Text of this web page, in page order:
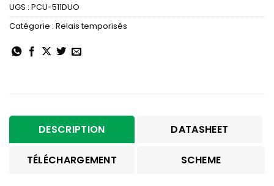
UGS : PCU-511DUO
Catégorie : Relais temporisés
DESCRIPTION DATASHEET
TÉLÉCHARGEMENT SCHEME